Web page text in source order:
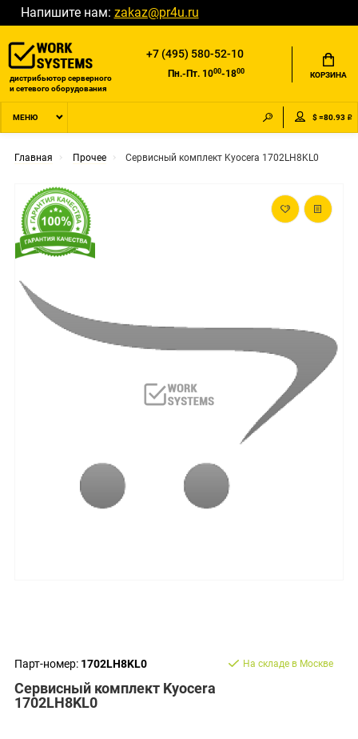
Напишите нам: zakaz@pr4u.ru
дистрибьютор серверного
и сетевого оборудования
+7 (495) 580-52-10
Пн.-Пт. 1000-1800 КОРЗИНА
МЕНЮ $ =80.93 ₽
Главная Прочее Сервисный комплект Kyocera 1702LH8KL0
Парт-номер: 1702LH8KL0
Сервисный комплект Kyocera
1702LH8KL0
На складе в Москве